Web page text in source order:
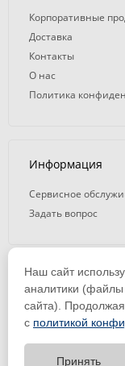
Корпоративные
Доставка
Контакты
О нас
Политика
Информация
Сервисное
Задать вопрос
© 2008 — 2026. ООО «ТК
Email:
Тел.: 8 800 101-08-75 (с
ООО «Торговая
1141650012184
Наш сайт
аналитики
сайта).
с политикой
Принять